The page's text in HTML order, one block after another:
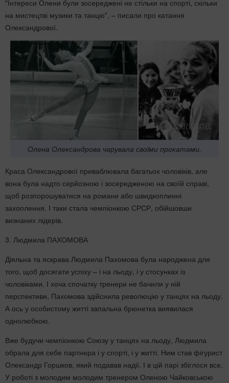
"Інтереси Олени були зосереджені не стільки на спорті, скільки
на мистецтві музики та танцю", – писали про катання
Олександрової.
Олена Олександрова чарувала своїми прокатами.
Краса Олександрової приваблювала багатьох чоловіків, але
вона була надто серйозною і зосередженою на своїй справі,
щоб розпорошуватися на романи або швидкоплинні
захоплення. І таки стала чемпіонкою СРСР, обійшовши
визнаних лідерів.
3. Людмила ПАХОМОВА
Діяльна та яскрава Людмила Пахомова була народжена для
того, щоб досягати успіху – і на льоду, і у стосунках із
чоловіками. І хоча спочатку тренери не бачили у ній
перспективи, Пахомова здійснила революцію у танцях на льоду.
А ось у особистому житті запальна брюнетка виявилася
однолюбкою.
Вже будучи чемпіонкою Союзу у танцях на льоду, Людмила
обрала для себе партнера і у спорті, і у житті. Ним став фігурист
Олександр Горшков, який подавав надії. І в цій парі збіглося все.
У роботі з молодим молодим тренером Оленою Чайковською